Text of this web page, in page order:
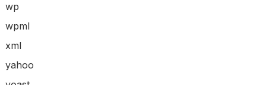
wp
wpml
xml
yahoo